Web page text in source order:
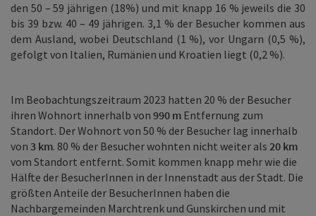
den 50 – 59 jährigen (18%) und mit knapp 16 % jeweils die 30
bis 39 bzw. 40 – 49 jährigen. 3,1 % der Besucher kommen aus
dem Ausland, wobei Deutschland (1 %), vor Ungarn (0,5 %),
gefolgt von Italien, Rumänien und Kroatien liegt (0,2 %).
Im Beobachtungszeitraum 2023 hatten 20 % der Besucher
ihren Wohnort innerhalb von 990 m Entfernung zum
Standort. Der Wohnort von 50 % der Besucher lag innerhalb
von 3 km. 80 % der Besucher wohnten nicht weiter als 20 km
vom Standort entfernt. Somit kommen knapp mehr wie die
Hälfte der BesucherInnen in der Innenstadt aus der Stadt. Die
größten Anteile der BesucherInnen haben die
Nachbargemeinden Marchtrenk und Gunskirchen und mit